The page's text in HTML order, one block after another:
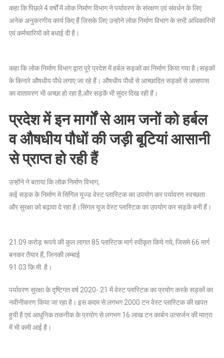
मौर्य
कहा कि पिछले 4 वर्षों में लोक निर्माण विभाग ने पर्यावरण के संरक्षण एवं संवर्धन के लिए
अनेक अनुकरणीय कार्य किए हैं जिसके लिए उन्होने लोक निर्माण विभाग के सभी अधिकारियों
एवं कर्मचारियों को बधाई दी है।
कहा कि लोक निर्माण विभाग द्वारा पूरे प्रदेश में हर्बल सड़कों का निर्माण किया गया है।सड़कों
के किनारे औषधीय पौधे लगाए जा रहे हैं। औषधीय पौधों से आच्छादित सड़कों से आसपास
का वातावरण भी अच्छा हो रहा है,और सड़कें भी सुंदर दिख रही हैं।
प्रदेश में इन मार्गों से आम जनों को हर्बल
व औषधीय पौधों की जड़ी बूटियां आसानी
से प्राप्त हो रही हैं
उन्होंने ने बताया कि लोक निर्माण विभाग,
कई सड़क के निर्माण मे सिंगिल यूज्ड वेस्ट प्लास्टिक का उपयोग कर पर्यावरण स्वच्छता
और सुरक्षा को बढ़ावा दे रहा है।सिंगल यूज वेस्ट प्लास्टिक का उपयोग कर सड़कें बनी हैं।
21.09 करोड़ रूपये की कुल लागत 85 प्लास्टिक मार्ग स्वीकृत किये गये, जिसमे 66 मार्ग
बनकर तैयार हैं, जिनकी लम्बाई
91.03 कि.मी. है।
पर्यावरण सुरक्षा के दृष्‍टिगत वर्ष 2020- 21 में वेस्ट प्लास्टिक का प्रयोग करके सड़कों का
नवीनीकरण किया जा रहा है। इस कदम से लगभग 2000 टन वेस्ट प्लास्टिक की खपत
हुयी है एवं आधुनिक तकनीक के प्रयोग से लगभग 16 लाख टन कार्बन उत्सर्जन की मात्रा
में भी कमी आई है।